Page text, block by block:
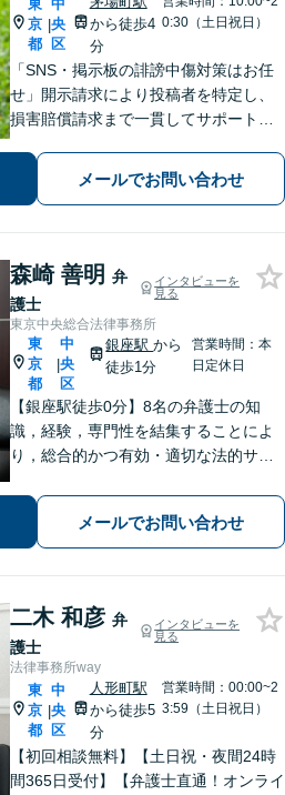
東
京
都
|
中
央
区
から徒歩4
分
0:30（土日祝日）
「SNS・掲示板の誹謗中傷対策はお任
せ」開示請求により投稿者を特定し、
損害賠償請求まで一貫してサポート
士：法的に難しい問題でも尽力」【初
回相談60分無料】【弁護士直通電話相
メールでお問い合わせ
森崎 善明 弁
護士
インタビューを
見る
東京中央総合法律事務所
東
京
都
|
中
央
区
銀座駅から
徒歩1分
営業時間：本
日定休日
【銀座駅徒歩0分】8名の弁護士の知
識，経験，専門性を結集することによ
り，総合的かつ有効・適切な法的サー
可能】依頼者一人一人に対して、丁寧
な対応をさせて頂いております。【分
割／後払い対応】
メールでお問い合わせ
二木 和彦 弁
護士
インタビューを
見る
法律事務所way
東
京
都
|
中
央
区
人形町駅
から徒歩5
分
営業時間：00:00~2
3:59（土日祝日）
【初回相談無料】【土日祝・夜間24時
間365日受付】【弁護士直通！オンライ